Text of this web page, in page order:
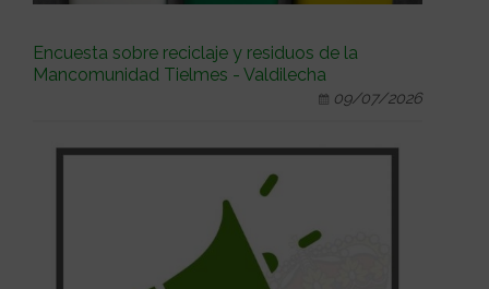
Encuesta sobre reciclaje y residuos de la
Mancomunidad Tielmes - Valdilecha
09/07/2026